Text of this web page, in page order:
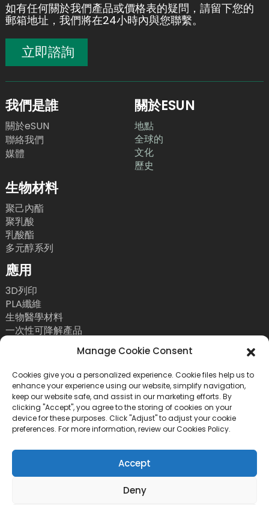
如有任何關於我們產品或價格表的疑問，請留下您的
郵箱地址，我們將在24小時內與您聯繫。
立即諮詢
我們是誰
關於eSUN
聯絡我們
媒體
關於ESUN
地點
全球的
文化
歷史
生物材料
聚己內酯
聚乳酸
乳酸酯
多元醇系列
應用
3D列印
PLA纖維
生物醫學材料
一次性可降解產品
電話：+86 755 86393186
電子郵件：bright@esungroup.net
地址：中國深圳市南山區粵海街道高新南九路55號微
軟科通大廈15A
Manage Cookie Consent
Cookies give you a personalized experience. Cookie files help us to
enhance your experience using our website, simplify navigation,
keep our website safe, and assist in our marketing efforts. By
clicking "Accept", you agree to the storing of cookies on your
device for these purposes. Click "Adjust" to adjust your cookie
preferences. For more information, review our Cookies Policy.
Accept
Deny